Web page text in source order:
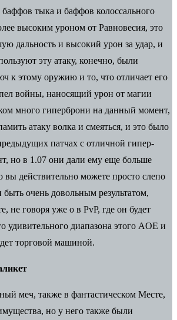
баффов тыка и баффов колоссального
высоким уроном от Равновесия, это
дальность и высокий урон за удар, и
эту атаку, конечно, были
к этому оружию и то, что отличает его
войны, наносящий урон от магии
много гиперброни на данный момент,
атаку волка и смеяться, и это было
патчах с отличной гипер-
но в 1.07 они дали ему еще больше
вы действительно можете просто слепо
очень довольным результатом,
не говоря уже о в PvP, где он будет
удивительного диапазона этого AOE и
торговой машиной.
меч, также в фантастическом Месте,
но у него также были